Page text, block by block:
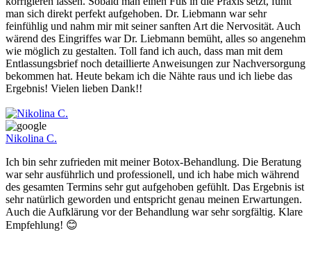
man sich direkt perfekt aufgehoben. Dr. Liebmann war sehr
feinfühlig und nahm mir mit seiner sanften Art die Nervosität. Auch
wärend des Eingriffes war Dr. Liebmann bemüht, alles so angenehm
wie möglich zu gestalten. Toll fand ich auch, dass man mit dem
Entlassungsbrief noch detaillierte Anweisungen zur Nachversorgung
bekommen hat. Heute bekam ich die Nähte raus und ich liebe das
Ergebnis! Vielen lieben Dank!!
Nikolina C.
Ich bin sehr zufrieden mit meiner Botox-Behandlung. Die Beratung
war sehr ausführlich und professionell, und ich habe mich während
des gesamten Termins sehr gut aufgehoben gefühlt. Das Ergebnis ist
sehr natürlich geworden und entspricht genau meinen Erwartungen.
Auch die Aufklärung vor der Behandlung war sehr sorgfältig. Klare
Empfehlung! 😊